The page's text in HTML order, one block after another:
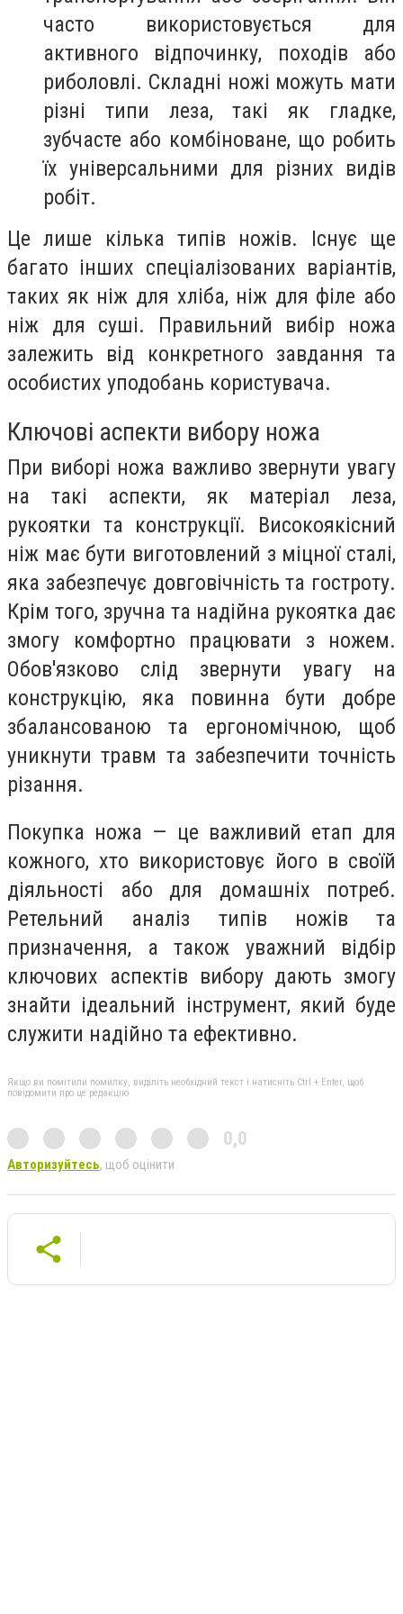
часто використовується для
активного відпочинку, походів або
риболовлі. Складні ножі можуть мати
різні типи леза, такі як гладке,
зубчасте або комбіноване, що робить
їх універсальними для різних видів
робіт.
Це лише кілька типів ножів. Існує ще
багато інших спеціалізованих варіантів,
таких як ніж для хліба, ніж для філе або
ніж для суші. Правильний вибір ножа
залежить від конкретного завдання та
особистих уподобань користувача.
Ключові аспекти вибору ножа
При виборі ножа важливо звернути увагу
на такі аспекти, як матеріал леза,
рукоятки та конструкції. Високоякісний
ніж має бути виготовлений з міцної сталі,
яка забезпечує довговічність та гостроту.
Крім того, зручна та надійна рукоятка дає
змогу комфортно працювати з ножем.
Обов'язково слід звернути увагу на
конструкцію, яка повинна бути добре
збалансованою та ергономічною, щоб
уникнути травм та забезпечити точність
різання.
Покупка ножа — це важливий етап для
кожного, хто використовує його в своїй
діяльності або для домашніх потреб.
Ретельний аналіз типів ножів та
призначення, а також уважний відбір
ключових аспектів вибору дають змогу
знайти ідеальний інструмент, який буде
служити надійно та ефективно.
Якщо ви помітили помилку, виділіть необхідний текст і натисніть Ctrl + Enter, щоб
повідомити про це редакцію
0,0
Авторизуйтесь, щоб оцінити